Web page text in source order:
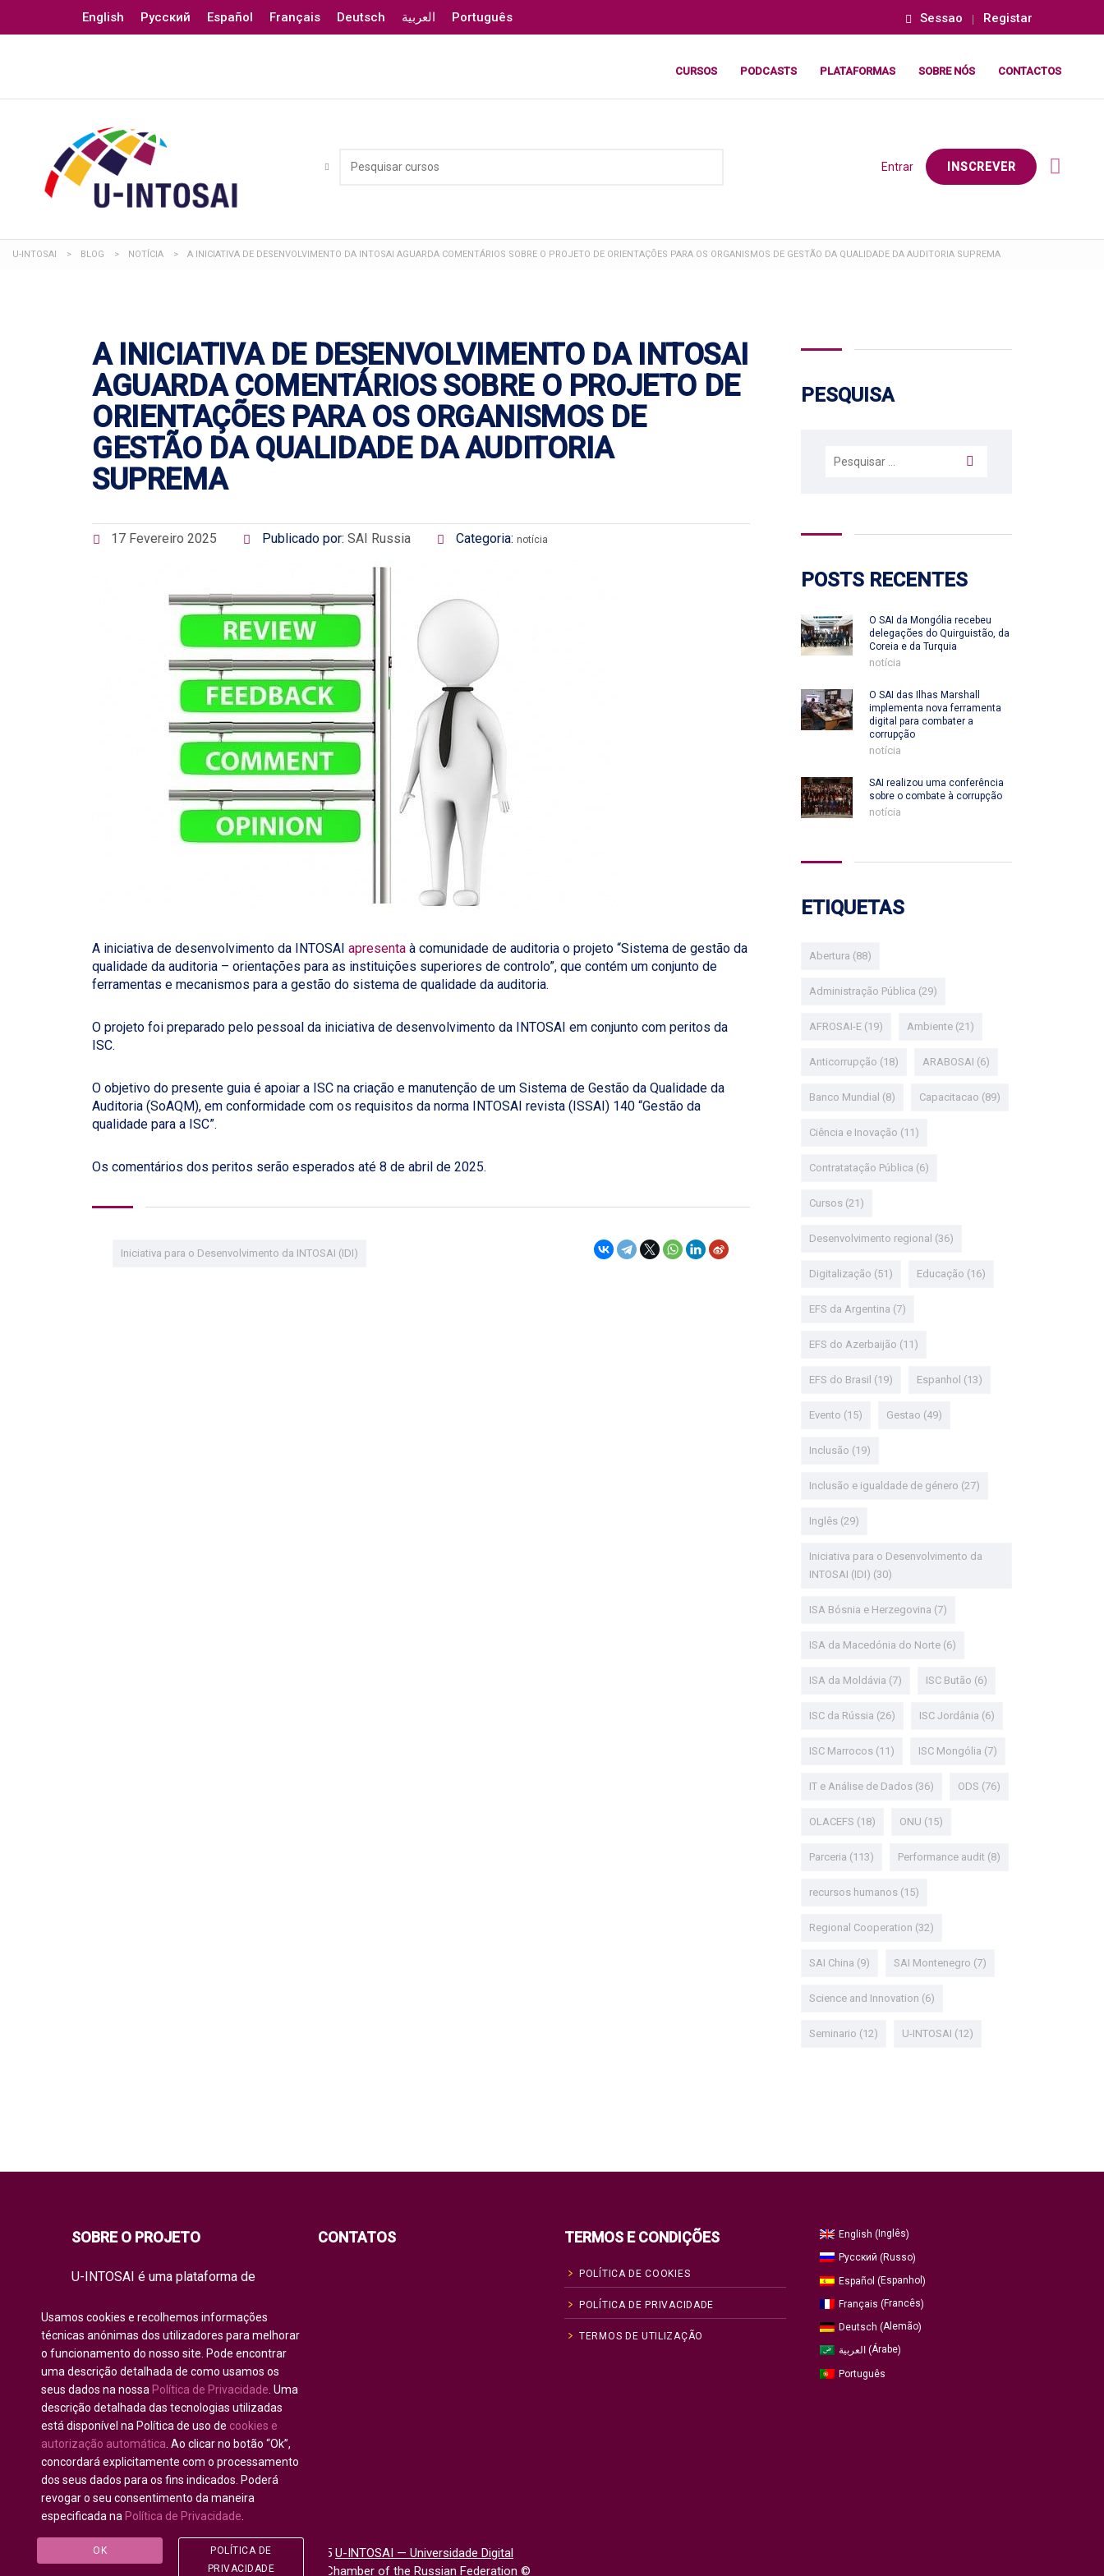
English Русский Español Français Deutsch العربية Português Sessao Registar
CURSOS PODCASTS PLATAFORMAS SOBRE NÓS CONTACTOS
Entrar INSCREVER
U-INTOSAI > BLOG > NOTÍCIA > A INICIATIVA DE DESENVOLVIMENTO DA INTOSAI AGUARDA COMENTÁRIOS SOBRE O PROJETO DE ORIENTAÇÕES PARA OS ORGANISMOS DE GESTÃO DA QUALIDADE DA AUDITORIA SUPREMA
A INICIATIVA DE DESENVOLVIMENTO DA INTOSAI
AGUARDA COMENTÁRIOS SOBRE O PROJETO DE
ORIENTAÇÕES PARA OS ORGANISMOS DE
GESTÃO DA QUALIDADE DA AUDITORIA
SUPREMA
17 Fevereiro 2025 Publicado por: SAI Russia Categoria: notícia
A iniciativa de desenvolvimento da INTOSAI apresenta à comunidade de auditoria o projeto “Sistema de gestão da
qualidade da auditoria – orientações para as instituições superiores de controlo”, que contém um conjunto de
ferramentas e mecanismos para a gestão do sistema de qualidade da auditoria.
O projeto foi preparado pelo pessoal da iniciativa de desenvolvimento da INTOSAI em conjunto com peritos da
ISC.
O objetivo do presente guia é apoiar a ISC na criação e manutenção de um Sistema de Gestão da Qualidade da
Auditoria (SoAQM), em conformidade com os requisitos da norma INTOSAI revista (ISSAI) 140 “Gestão da
qualidade para a ISC”.
Os comentários dos peritos serão esperados até 8 de abril de 2025.
Iniciativa para o Desenvolvimento da INTOSAI (IDI)
PESQUISA
Pesquisar
POSTS RECENTES
O SAI da Mongólia recebeu
delegações do Quirguistão, da
Coreia e da Turquia
notícia
O SAI das Ilhas Marshall
implementa nova ferramenta
digital para combater a
corrupção
notícia
SAI realizou uma conferência
sobre o combate à corrupção
notícia
ETIQUETAS
Abertura (88)
Administração Pública (29)
AFROSAI-E(19) Ambiente(21)
Anticorrupção (18) ARABOSAI (6)
Banco Mundial (8) Capacitacao (89)
Ciência e Inovação (11)
Contratatação Pública (6)
Cursos(21)
Desenvolvimento regional (36)
Digitalização (51) Educação (16)
EFS da Argentina (7)
EFS do Azerbaijão (11)
EFS do Brasil (19) Espanhol (13)
Evento (15) Gestao (49)
Inclusão (19)
Inclusão e igualdade de género (27)
Inglês(29)
Iniciativa para o Desenvolvimento da
INTOSAI (IDI) (30)
ISA Bósnia e Herzegovina (7)
ISA da Macedónia do Norte(6)
ISA da Moldávia (7) ISC Butão (6)
ISC da Rússia (26) ISC Jordânia (6)
ISC Marrocos(11) ISC Mongólia (7)
IT e Análise de Dados(36) ODS (76)
OLACEFS (18) ONU (15)
Parceria (113) Performance audit (8)
recursos humanos(15)
Regional Cooperation (32)
SAI China (9) SAI Montenegro (7)
Science and Innovation (6)
Seminario (12) U-INTOSAI (12)
SOBRE O PROJETO
U-INTOSAI é uma plataforma de
membros da INTOSAI, criada como um
espaço único para partilhar
experiências e conhecimento.
A universidade oferece à comunidade
de auditoria global formatos de
aprendizagem clássicos, bem como
os melhores projetos de formação e
manuais práticos da INTOSAI, que
combinam as iniciativas académicas
existentes para educar os auditores
do futuro.
CONTATOS TERMOS E CONDIÇÕES
POLÍTICA DE COOKIES
POLÍTICA DE PRIVACIDADE
TERMOS DE UTILIZAÇÃO
English (Inglês)
Русский (Russo)
Español (Espanhol )
Français (Francês)
Deutsch (Alemão)
العربية (Árabe)
Português
Todos os direitos reservados © 2020 - 2025 U-INTOSAI — Universidade Digital
para Comunidade da INTOSAI©Accounts Chamber of the Russian Federation ©
Usamos cookies e recolhemos informações
técnicas anónimas dos utilizadores para melhorar
o funcionamento do nosso site. Pode encontrar
uma descrição detalhada de como usamos os
seus dados na nossa Política de Privacidade . Uma
descrição detalhada das tecnologias utilizadas
está disponível na Política de uso de cookies e
autorização automática . Ao clicar no botão “Ok”,
concordará explicitamente com o processamento
dos seus dados para os fins indicados. Poderá
revogar o seu consentimento da maneira
especificada na Política de Privacidade
OK
POLÍTICA DE
PRIVACIDADE